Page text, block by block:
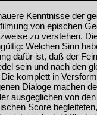
Kenntnisse der
von epischen
zu verstehen.
Welchen Sinn
dafür ist, daß der
sein und nach den
Die komplett in
Dialoge machen
ausgeglichen von
Score